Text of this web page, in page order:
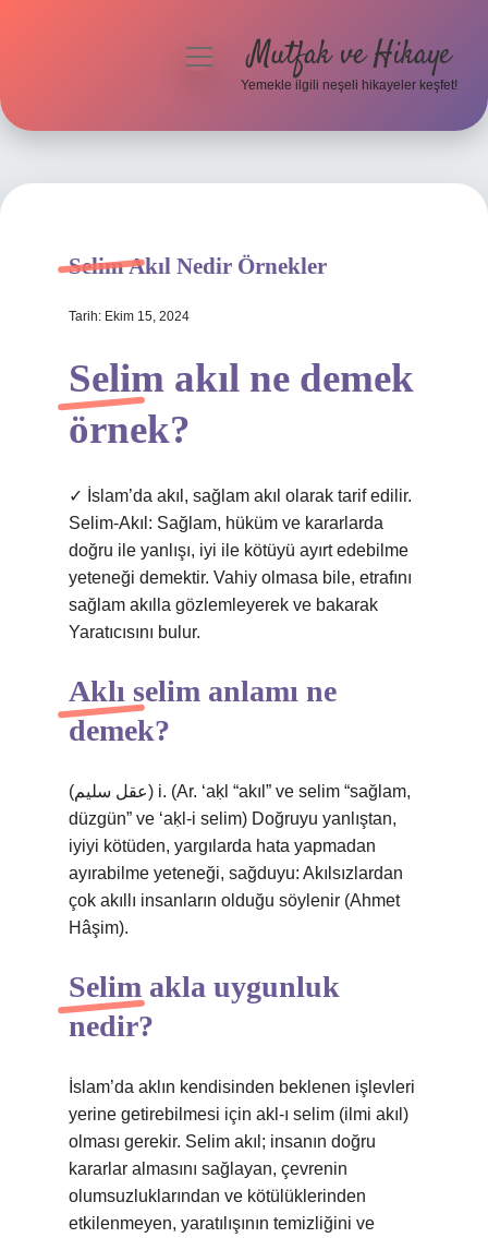
Hakkımızda
menüyüMutfak ve Hikaye
Yemekle ilgili neşeli hikayeler keşfet!
Selim Akıl Nedir Örnekler
Tarih: Ekim 15, 2024
Selim akıl ne demek
örnek?
✓ İslam’da akıl, sağlam akıl olarak tarif edilir.
Selim-Akıl: Sağlam, hüküm ve kararlarda
doğru ile yanlışı, iyi ile kötüyü ayırt edebilme
yeteneği demektir. Vahiy olmasa bile, etrafını
sağlam akılla gözlemleyerek ve bakarak
Yaratıcısını bulur.
Aklı selim anlamı ne
demek?
(ﻋﻘﻞ ﺳﻠﻴﻢ) i. (Ar. ‘aḳl “akıl” ve selіm “sağlam,
düzgün” ve ‘aḳl-i selіm) Doğruyu yanlıştan,
iyiyi kötüden, yargılarda hata yapmadan
ayırabilme yeteneği, sağduyu: Akılsızlardan
çok akıllı insanların olduğu söylenir (Ahmet
Hâşim).
Selim akla uygunluk
nedir?
İslam’da aklın kendisinden beklenen işlevleri
yerine getirebilmesi için akl-ı selim (ilmi akıl)
olması gerekir. Selim akıl; insanın doğru
kararlar almasını sağlayan, çevrenin
olumsuzluklarından ve kötülüklerinden
etkilenmeyen, yaratılışının temizliğini ve